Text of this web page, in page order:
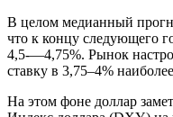
В целом медианный
что к концу следующего
4,5-—4,75%. Рынок
ставку в 3,75–4%
На этом фоне доллар